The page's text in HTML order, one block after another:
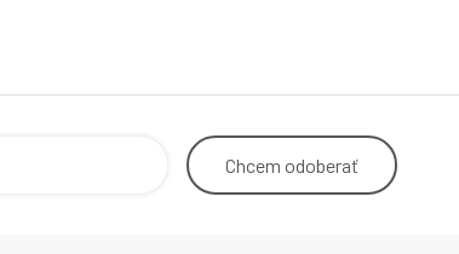
Chcem odoberať